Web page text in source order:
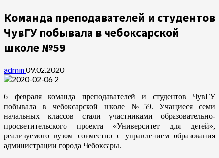
Команда преподавателей и студентов
ЧувГУ побывала в чебоксарской
школе №59
admin09.02.2020
6 февраля команда преподавателей и студентов ЧувГУ
побывала в чебоксарской школе №59. Учащиеся семи
начальных классов стали участниками образовательно-
просветительского проекта «Университет для детей»,
реализуемого вузом совместно с управлением образования
администрации города Чебоксары.